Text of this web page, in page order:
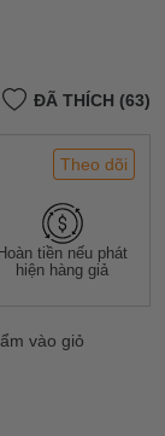
ĐÃ THÍCH (63)
Theo dõi
Hoàn tiền nếu phát
hiện hàng giả
vào giỏ